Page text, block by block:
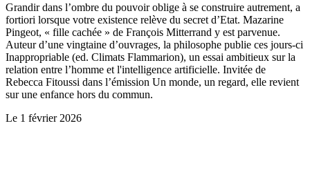
Grandir dans l’ombre du pouvoir oblige à se construire autrement, a
fortiori lorsque votre existence relève du secret d’Etat. Mazarine
Pingeot, « fille cachée » de François Mitterrand y est parvenue.
Auteur d’une vingtaine d’ouvrages, la philosophe publie ces jours-ci
Inappropriable (ed. Climats Flammarion), un essai ambitieux sur la
relation entre l’homme et l'intelligence artificielle. Invitée de
Rebecca Fitoussi dans l’émission Un monde, un regard, elle revient
sur une enfance hors du commun.
Le 1 février 2026